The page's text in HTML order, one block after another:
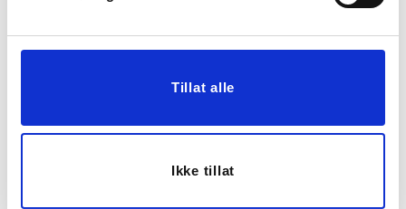
Tillat alle
Ikke tillat
FLOWERS LILLA
Vis mer
MARMOR
Vis mer